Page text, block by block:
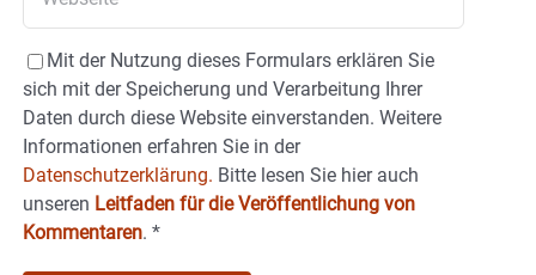
Mit der Nutzung dieses Formulars erklären Sie
sich mit der Speicherung und Verarbeitung Ihrer
Daten durch diese Website einverstanden. Weitere
Informationen erfahren Sie in der
Datenschutzerklärung. Bitte lesen Sie hier auch
unseren Leitfaden für die Veröffentlichung von
Kommentaren. *